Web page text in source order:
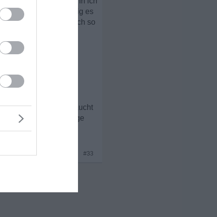
führt, wie irrsinnig es
Aber es gibt noch so
und das in deinem
Geduld mit dir, es braucht
anzuschauen, einige
vermutlich als
#33